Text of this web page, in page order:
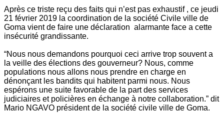
Après ce triste reçu des faits qui n’est pas exhaustif , ce jeudi
21 février 2019 la coordination de la société Civile ville de
Goma vient de faire une déclaration alarmante face a cette
insécurité grandissante.
“Nous nous demandons pourquoi ceci arrive trop souvent a
la veille des élections des gouverneur? Nous, comme
populations nous allons nous prendre en charge en
dénonçant les bandits qui habitent parmi nous. Nous
espérons une suite favorable de la part des services
judiciaires et policières en échange à notre collaboration.” dit
Mario NGAVO président de la société civile ville de Goma.